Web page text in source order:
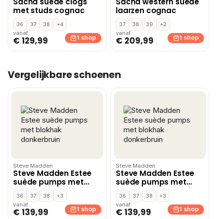
met studs cognac
36 37 38
+4
vanaf
€ 129,99 1 shop
laarzen cognac
37 38 39
+2
vanaf
€ 209,99 1 shop
Vergelijkbare schoenen
Steve Madden
Steve Madden Estee
suède pumps met
blokhak donkerbruin
36 37 38
+3
vanaf
€ 139,99 1 shop
Steve Madden
Steve Madden Estee
suède pumps met
blokhak donkerbruin
36 37 38
+3
vanaf
€ 139,99 1 shop